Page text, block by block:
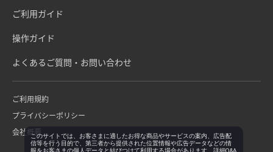
ご利用ガイド
操作ガイド
よくあるご質問・お問い合わせ
ご利用規約
プライバシーポリシー
会社概要このサイトでは、お客さまに適したお得な商品やサービスの案内、広告配
信等を行う目的で、第三者から提供された位置情報や広告データなどの情
報をお客さまの個人データと結びつけて利用する場合があります。詳細Q&A